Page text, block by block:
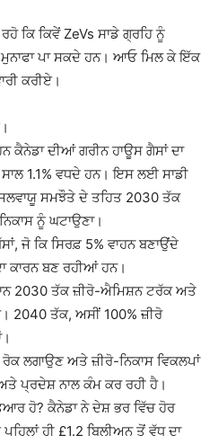
ਕਿਵੇਂ ZeVs ਸਾਡੇ ਗ੍ਰਹਿ ਨੂੰ
ਮੁਨਾਫਾ ਪਾ ਸਕਦੇ ਹਨ। ਆਓ ਮਿਲ ਕੇ ਇੱਕ
ਕਰੀਏ।
ਕੈਨੇਡਾ ਦੀਆਂ ਗਰੀਨ ਹਾਊਸ ਗੈਸਾਂ ਦਾ
1.1% ਵਧਦੇ ਹਨ। ਇਸ ਲਈ ਸਾਡੀ
ਸਮਝੌਤੇ ਦੇ ਤਹਿਤ 2030 ਤੱਕ
ਨੂੰ ਘਟਾਉਣਾ।
ਜੋ ਕਿ ਸਿਰਫ਼ 5% ਵਾਹਨ ਬਣਾਉਂਦੇ
ਕਾਰਨ ਬਣ ਰਹੀਆਂ ਹਨ।
2030 ਤੱਕ ਜ਼ੀਰੋ-ਐਮਿਸ਼ਨ ਟਰੱਕ ਅਤੇ
2040 ਤੱਕ, ਅਸੀਂ 100% ਜ਼ੀਰੋ
ਰੋਕ ਲਗਾਉਣ ਅਤੇ ਜ਼ੀਰੋ-ਨਿਕਾਸ ਵਿਕਲਪਾਂ
ਪ੍ਰਦੇਸ਼ ਨਾਲ ਕੰਮ ਕਰ ਰਹੀ ਹੈ।
ਹੋ? ਕੈਨੇਡਾ ਨੇ ਦੇਸ਼ ਭਰ ਵਿੱਚ ਹੋਰ
ਹੀ £1.2 ਬਿਲੀਅਨ ਤੋਂ ਵੱਧ ਦਾ